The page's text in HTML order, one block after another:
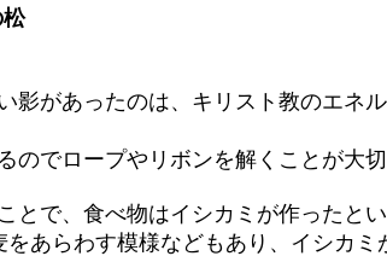
があったのは、キリスト教のエネ
でロープやリボンを解くことが大切
とで、食べ物はイシカミが作ったと
あらわす模様などもあり、イシカミ